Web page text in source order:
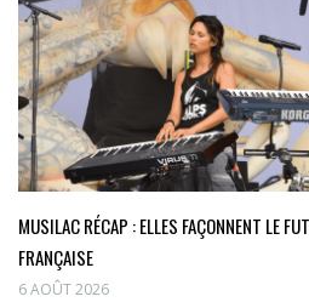
MUSILAC RÉCAP : ELLES FAÇONNENT LE
FRANÇAISE
6 AOÛT 2026